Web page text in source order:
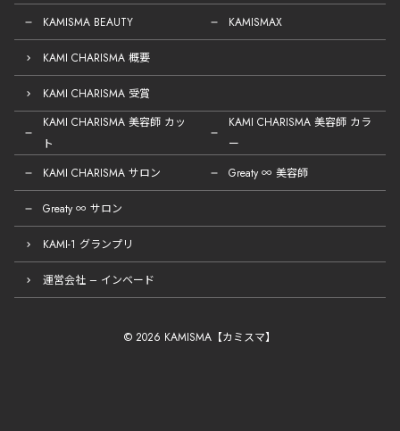
KAMISMA BEAUTY KAMISMAX
KAMI CHARISMA 概要
KAMI CHARISMA 受賞
KAMI CHARISMA 美容師 カッ
ト
KAMI CHARISMA 美容師 カラ
ー
KAMI CHARISMA サロン
Greaty ∞ 美容師
Greaty ∞ サロン
KAMI-1 グランプリ
運営会社 – インベード
© 2026 KAMISMA【カミスマ】